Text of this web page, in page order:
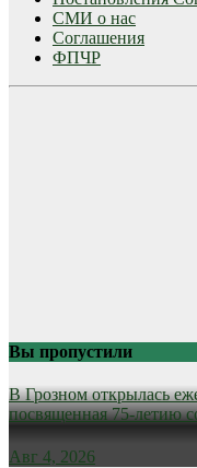
СМИ о нас
Соглашения
ФПЧР
Вы пропустили
В Грозном открылась
посвященная 75-летию
Авг 4, 2026